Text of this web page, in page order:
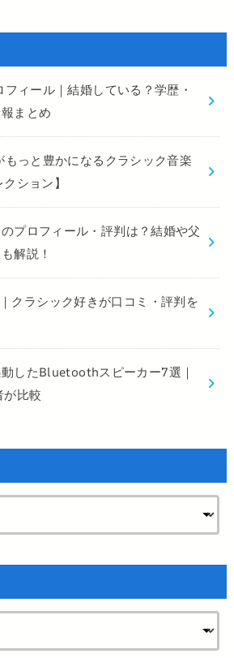
ィール｜結婚している？学歴・
まとめ
もっと豊かになるクラシック音楽
ション】
プロフィール・評判は？結婚や父
解説！
クラシック好きが口コミ・評判を
したBluetoothスピーカー7選｜
比較